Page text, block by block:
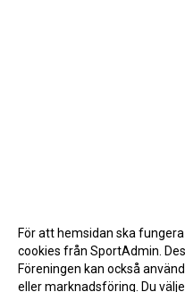
För att hemsidan ska
cookies från SportAdmin.
Föreningen kan också
eller marknadsföring. Du